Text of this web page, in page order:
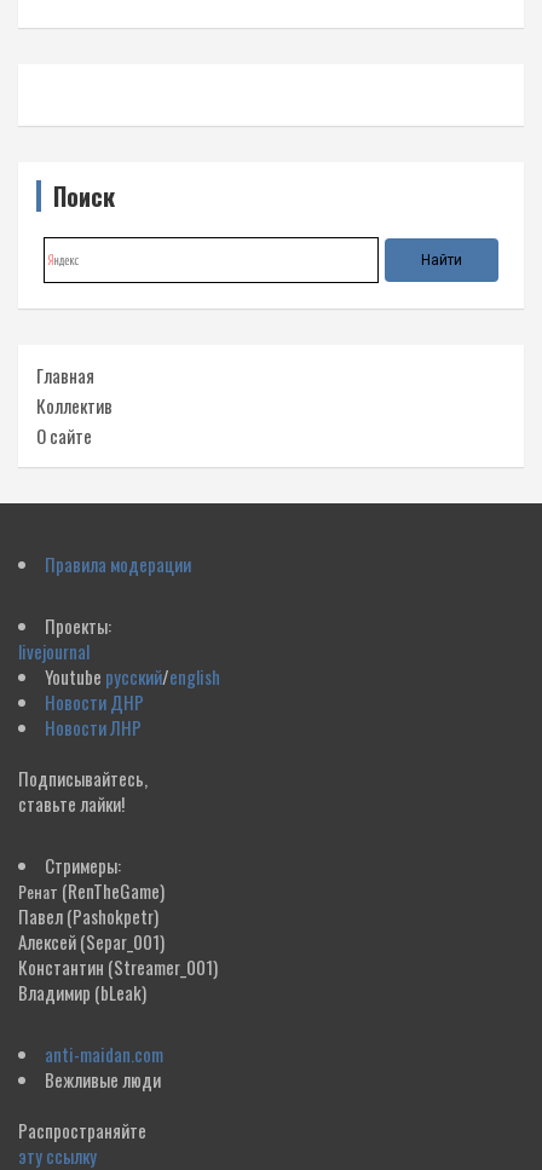
Поиск
Главная
Коллектив
О сайте
Правила модерации
Проекты:
livejournal
Youtube русский/english
Новости ДНР
Новости ЛНР
Подписывайтесь,
ставьте лайки!
Стримеры:
Ренат (RenTheGame)
Павел(Pashokpetr)
Алексей(Separ_001)
Константин (Streamer_001)
Владимир (bLeak)
anti-maidan.com
Вежливые люди
Распространяйте
эту ссылку